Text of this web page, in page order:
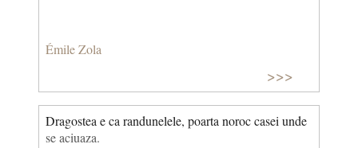
Émile Zola
>>>
Dragostea e ca randunelele, poarta noroc casei unde
se aciuaza.